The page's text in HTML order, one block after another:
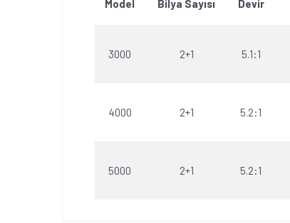
Model Bilya Sayısı Devir
3000 2+1 5.1:1
4000 2+1 5.2:1
5000 2+1 5.2:1